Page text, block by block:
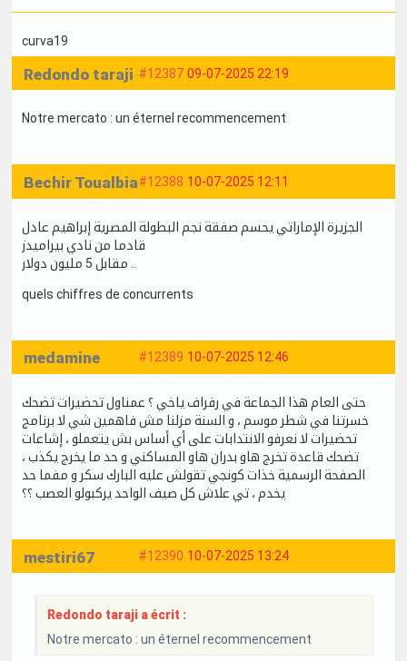
curva19
#12387 09-07-2025 22:19
Redondo taraji
Notre mercato : un éternel recommencement
#12388 10-07-2025 12:11
Bechir Toualbia
الجزيرة الإماراتي يحسم صفقة نجم البطولة المصرية إبراهيم عادل
قادما من نادي بيراميدز
quels chiffres de concurrents
#12389 10-07-2025 12:46
medamine
حتى العام هذا الجماعة في رفراف ياخي ؟ عمناول تحضيرات تضحك
خسرتنا في شطر موسم ، و السنة مزلنا مش فاهمين شي لا برنامج
تحضيرات لا نعرفو الانتدابات على أي أساس بش يتعملو ، إشاعات
تضحك قاعدة تخرج هاو بدران هاو المساكني و حد ما يخرج يكذب ،
الصفحة الرسمية خذات كونجي تقولش عليه البارك سكر و مفما حد
يخدم ، تي علاش كل صيف الواحد يركبولو العصب ؟؟
#12390 10-07-2025 13:24
mestiri67
Redondo taraji a écrit :
Notre mercato : un éternel recommencement